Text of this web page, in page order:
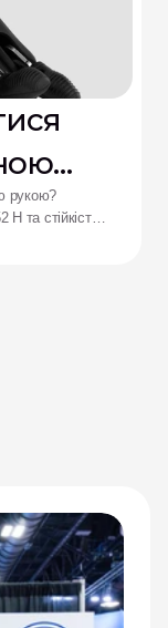
рукою?
Н та стійкість